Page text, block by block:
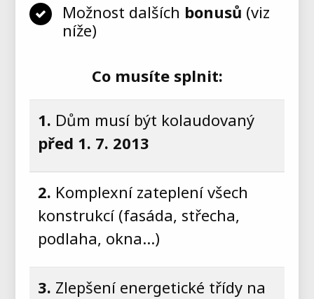
Možnost dalších bonusů (viz
níže)
Co musíte splnit:
1. Dům musí být kolaudovaný
před 1. 7. 2013
2. Komplexní zateplení všech
konstrukcí (fasáda, střecha,
podlaha, okna…)
3. Zlepšení energetické třídy na